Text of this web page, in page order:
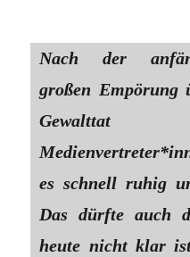
Nach der
großen Empörung
Gewalttat
es schnell ruhig
Das dürfte auch
heute nicht klar